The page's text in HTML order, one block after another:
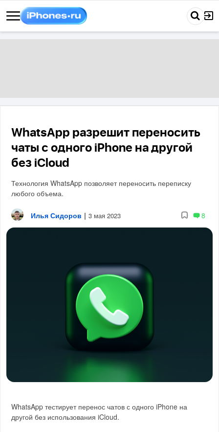
WhatsApp разрешит переносить
чаты с одного iPhone на другой
без iCloud
Технология WhatsApp позволяет переносить переписку
любого объема.
Илья Сидоров | 3 мая 2023 8
WhatsApp тестирует перенос чатов с одного iPhone на
другой без использования iCloud.